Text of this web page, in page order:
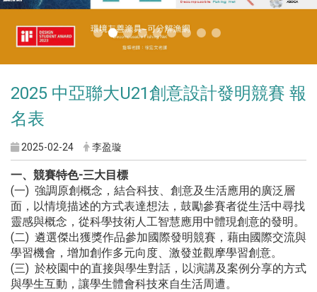
2025 中亞聯大U21創意設計發明競賽 報
名表
2025-02-24 李盈璇
一、競賽特色-三大目標
(一) 強調原創概念，結合科技、創意及生活應用的廣泛層
面，以情境描述的方式表達想法，鼓勵參賽者從生活中尋找
靈感與概念，從科學技術人工智慧應用中體現創意的發明。
(二) 遴選傑出獲獎作品參加國際發明競賽，藉由國際交流與
學習機會，增加創作多元向度、激發並觀摩學習創意。
(三) 於校園中的直接與學生對話，以演講及案例分享的方式
與學生互動，讓學生體會科技來自生活周遭。